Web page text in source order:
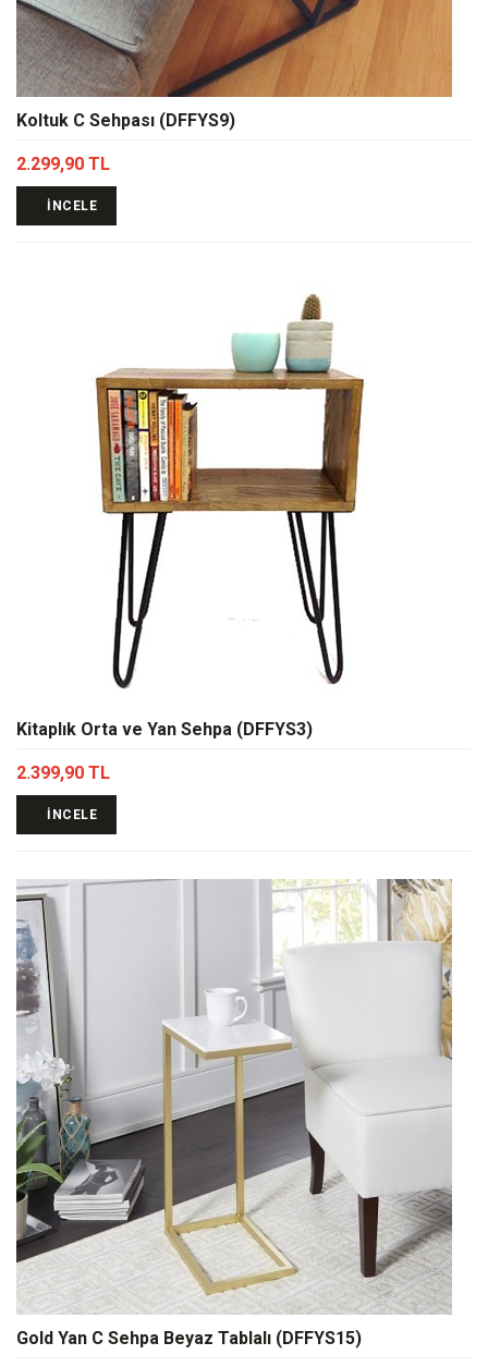
Koltuk C Sehpası (DFFYS9)
2.299,90 TL
İNCELE
Kitaplık Orta ve Yan Sehpa (DFFYS3)
2.399,90 TL
İNCELE
Gold Yan C Sehpa Beyaz Tablalı (DFFYS15)